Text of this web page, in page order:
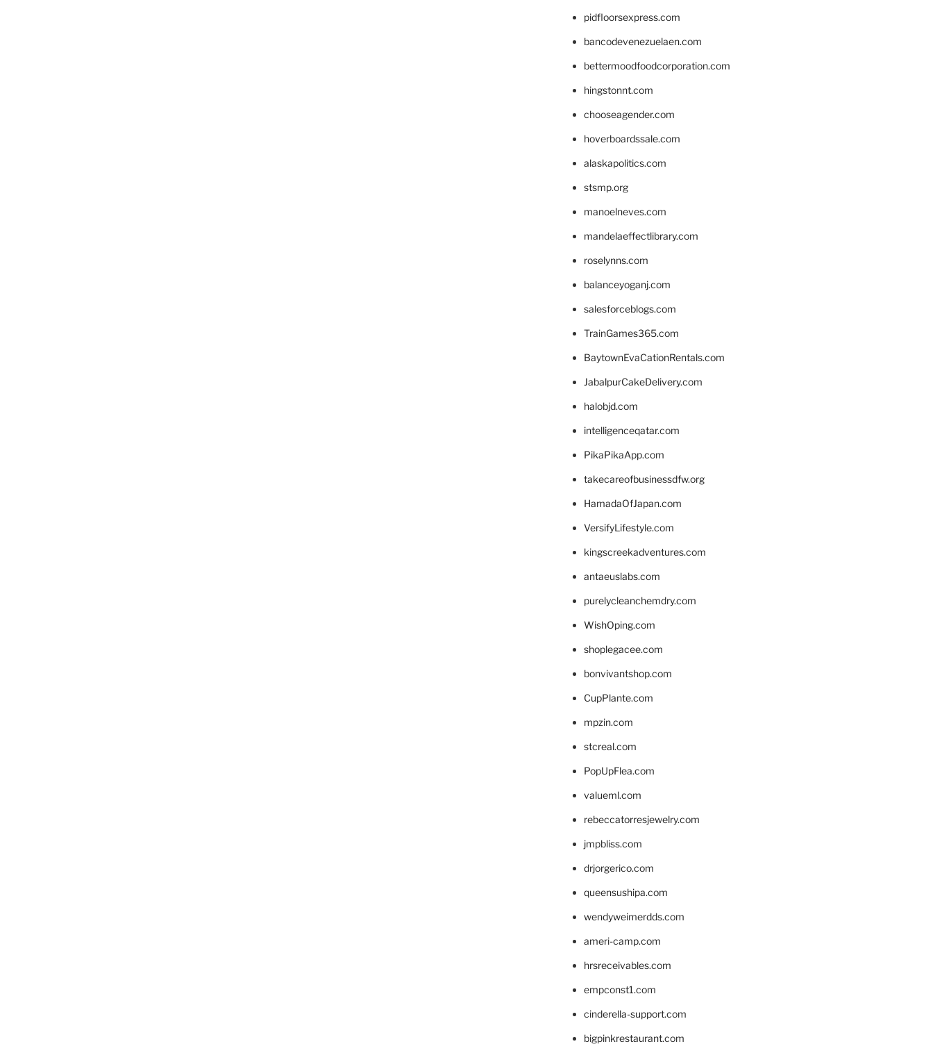
pidfloorsexpress.com
bancodevenezuelaen.com
bettermoodfoodcorporation.com
hingstonnt.com
chooseagender.com
hoverboardssale.com
alaskapolitics.com
stsmp.org
manoelneves.com
mandelaeffectlibrary.com
roselynns.com
balanceyoganj.com
salesforceblogs.com
TrainGames365.com
BaytownEvaCationRentals.com
JabalpurCakeDelivery.com
halobjd.com
intelligenceqatar.com
PikaPikaApp.com
takecareofbusinessdfw.org
HamadaOfJapan.com
VersifyLifestyle.com
kingscreekadventures.com
antaeuslabs.com
purelycleanchemdry.com
WishOping.com
shoplegacee.com
bonvivantshop.com
CupPlante.com
mpzin.com
stcreal.com
PopUpFlea.com
valueml.com
rebeccatorresjewelry.com
jmpbliss.com
drjorgerico.com
queensushipa.com
wendyweimerdds.com
ameri-camp.com
hrsreceivables.com
empconst1.com
cinderella-support.com
bigpinkrestaurant.com